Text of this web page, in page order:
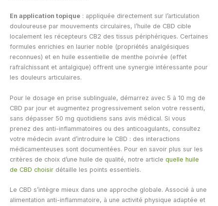
En application topique : appliquée directement sur l’articulation
douloureuse par mouvements circulaires, l’huile de CBD cible
localement les récepteurs CB2 des tissus périphériques. Certaines
formules enrichies en laurier noble (propriétés analgésiques
reconnues) et en huile essentielle de menthe poivrée (effet
rafraîchissant et antalgique) offrent une synergie intéressante pour
les douleurs articulaires.
Pour le dosage en prise sublinguale, démarrez avec 5 à 10 mg de
CBD par jour et augmentez progressivement selon votre ressenti,
sans dépasser 50 mg quotidiens sans avis médical. Si vous
prenez des anti-inflammatoires ou des anticoagulants, consultez
votre médecin avant d’introduire le CBD : des interactions
médicamenteuses sont documentées. Pour en savoir plus sur les
critères de choix d’une huile de qualité, notre article quelle huile
de CBD choisir détaille les points essentiels.
Le CBD s’intègre mieux dans une approche globale. Associé à une
alimentation anti-inflammatoire, à une activité physique adaptée et